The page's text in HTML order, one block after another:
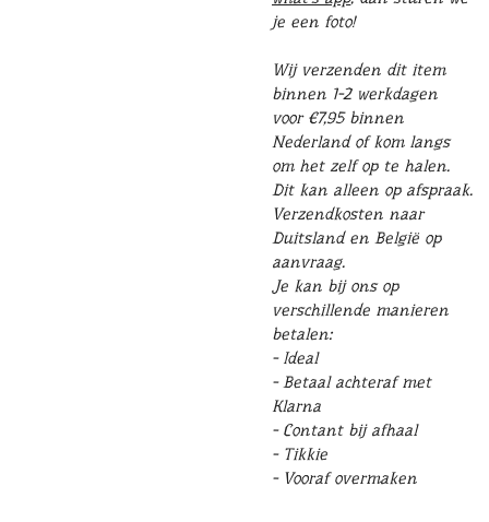
je een foto!
Wij verzenden dit item
binnen 1-2 werkdagen
voor €7,95 binnen
Nederland of kom langs
om het zelf op te halen.
Dit kan alleen op afspraak.
Verzendkosten naar
Duitsland en België op
aanvraag.
Je kan bij ons op
verschillende manieren
betalen:
- Ideal
- Betaal achteraf met
Klarna
- Contant bij afhaal
- Tikkie
- Vooraf overmaken